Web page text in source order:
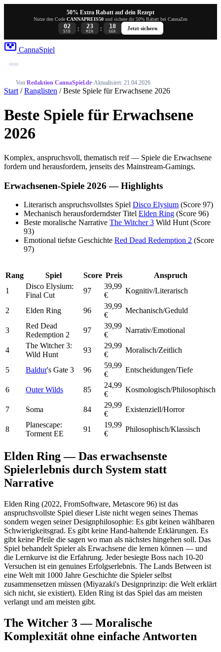
50% Extra Rabatt auf dein Rezept
Nutze den Code CANNAPREIS50 und sichere dir 50% Rabatt bei CannaZen
02
STD : 23
MIN : 18
SEK
Jetzt sichern
CannaSpiel
Von Redaktion CannaSpiel.de·Aktualisiert: 21.04.2026
Start /Ranglisten / Beste Spiele für Erwachsene 2026
Beste Spiele für Erwachsene
2026
Komplex, anspruchsvoll, thematisch reif — Spiele die Erwachsene
fordern und herausfordern, jenseits des Mainstream-Gamings.
Erwachsenen-Spiele 2026 — Highlights
Literarisch anspruchsvollstes Spiel Disco Elysium (Score 97)
Mechanisch herausforderndster Titel Elden Ring (Score 96)
Beste moralische Narrative The Witcher 3 Wild Hunt (Score
93)
Emotional tiefste Geschichte Red Dead Redemption 2 (Score
97)
Rang Spiel Score Preis
Anspruch
1
Disco Elysium:
Final Cut
97
39,99
€
Kognitiv/Literarisch
2 Elden Ring 96
39,99
€
Mechanisch/Geduld
3
Red Dead
Redemption 2
97
39,99
€
Narrativ/Emotional
4
The Witcher 3:
Wild Hunt
93
29,99
€
Moralisch/Zeitlich
5 Baldur's Gate 3 96
59,99
€
Entscheidungen/Tiefe
6 Outer Wilds 85
24,99
€
Kosmologisch/Philosophisch
7 Soma 84
29,99
€
Existenziell/Horror
8
Planescape:
Torment EE
91
19,99
€
Philosophisch/Klassisch
Elden Ring — Das erwachsenste
Spielerlebnis durch System statt
Narrative
Elden Ring (2022, FromSoftware, Metascore 96) ist das
anspruchsvollste Spiel dieser Liste nicht wegen seines Themas
sondern wegen seiner Designphilosophie: Es gibt keinen wählbaren
Schwierigkeitsgrad. Es gibt keine Hand-haltende Erklärungen. Es
gibt keine Pfeile die sagen wo man als nächstes hingehen soll. Das
Spiel behandelt Spieler als Erwachsene die lernen können — und
die Lernkurve ist die Erfahrung. Jeder besiegte Boss nach 10-20
Versuchen ist ein genuines Erfolgserlebnis. The Lands Between ist
eine Welt mit 1000 Jahre Geschichte die Spieler selbst
zusammensetzen müssen (Miyazaki's Designprinzip: die Welt erklärt
sich nicht, sie existiert). Elden Ring ist das Spiel das am meisten
verlangt und am meisten gibt.
The Witcher 3 — Moralische
Komplexität ohne einfache Antworten